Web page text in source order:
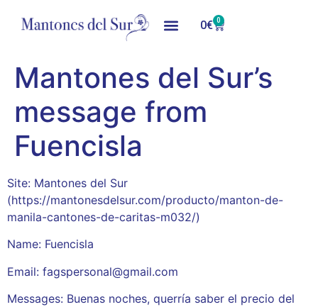
0€ 0
Mantones del Sur’s
message from
Fuencisla
Site: Mantones del Sur
(https://mantonesdelsur.com/producto/manton-de-
manila-cantones-de-caritas-m032/)
Name: Fuencisla
Email: fagspersonal@gmail.com
Messages: Buenas noches, querría saber el precio del